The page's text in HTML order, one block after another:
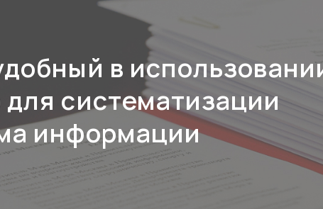
в
систематизации
информации